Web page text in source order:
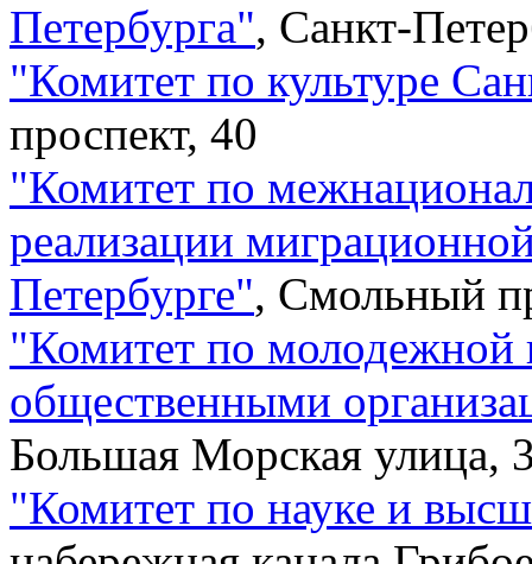
Петербурга", Санкт-
"Комитет по культуре
проспект, 40
"Комитет по
реализации
Петербурге", Смольный
"Комитет по молодежной
общественными
Большая Морская улица,
"Комитет по науке и